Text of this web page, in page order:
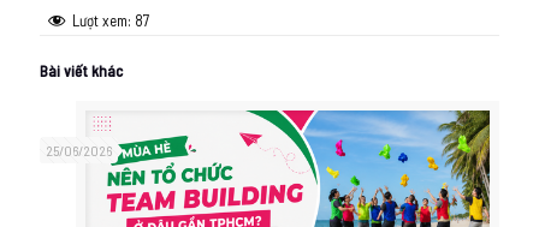
Lượt xem: 87
Bài viết khác
25/06/2026